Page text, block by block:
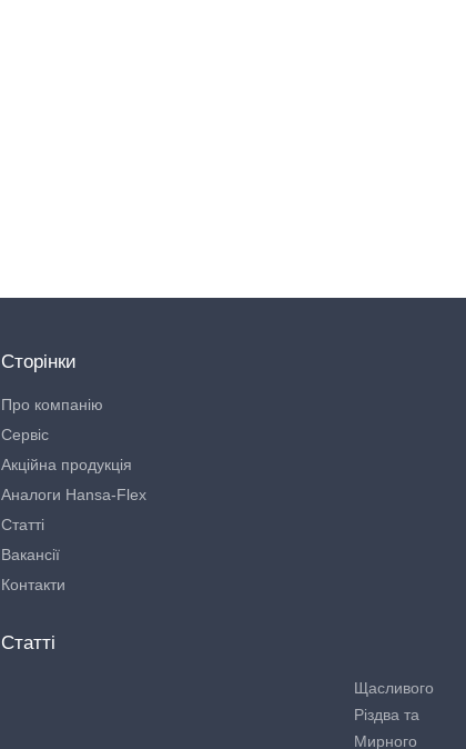
Сторінки
Про компанію
Сервіс
Акційна продукція
Аналоги Hansa-Flex
Статті
Вакансії
Контакти
Статті
Щасливого
Різдва та
Мирного